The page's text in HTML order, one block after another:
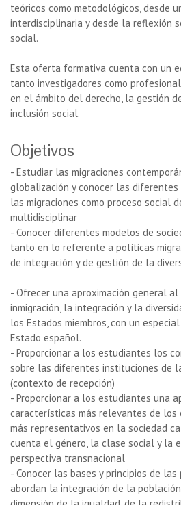
teóricos como metodológicos, desde
interdisciplinaria y desde la reflexión
social.
Esta oferta formativa cuenta con un
tanto investigadores como
en el ámbito del derecho, la gestión
inclusión social.
Objetivos
- Estudiar las migraciones
globalización y conocer las
las migraciones como proceso social
multidisciplinar
- Conocer diferentes modelos de
tanto en lo referente a políticas
de integración y de gestión de la
- Ofrecer una aproximación general
inmigración, la integración y la
los Estados miembros, con un
Estado español.
- Proporcionar a los estudiantes los
sobre las diferentes instituciones de
(contexto de recepción)
- Proporcionar a los estudiantes una
características más relevantes de los
más representativos en la sociedad
cuenta el género, la clase social y la
perspectiva transnacional
- Conocer las bases y principios de
abordan la integración de la